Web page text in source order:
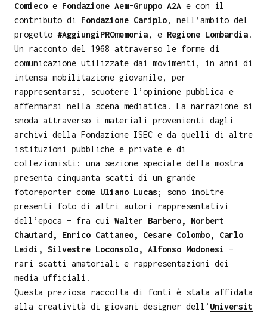
Comieco e Fondazione Aem-Gruppo A2A e con il
contributo di Fondazione Cariplo, nell’ambito del
progetto #AggiungiPROmemoria, e Regione Lombardia.
Un racconto del 1968 attraverso le forme di
comunicazione utilizzate dai movimenti, in anni di
intensa mobilitazione giovanile, per
rappresentarsi, scuotere l’opinione pubblica e
affermarsi nella scena mediatica. La narrazione si
snoda attraverso i materiali provenienti dagli
archivi della Fondazione ISEC e da quelli di altre
istituzioni pubbliche e private e di
collezionisti: una sezione speciale della mostra
presenta cinquanta scatti di un grande
fotoreporter come Uliano Lucas ; sono inoltre
presenti foto di altri autori rappresentativi
dell’epoca – fra cui Walter Barbero, Norbert
Chautard, Enrico Cattaneo, Cesare Colombo, Carlo
Leidi, Silvestre Loconsolo, Alfonso Modonesi
–
rari scatti amatoriali e rappresentazioni dei
media ufficiali.
Questa preziosa raccolta di fonti è stata affidata
alla creatività di giovani designer dell’ Universit